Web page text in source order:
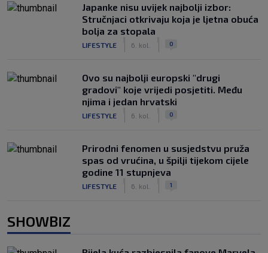
Japanke nisu uvijek najbolji izbor:
Stručnjaci otkrivaju koja je ljetna obuća
bolja za stopala
LIFESTYLE 6. kol. 0
Ovo su najbolji europski "drugi
gradovi" koje vrijedi posjetiti. Među
njima i jedan hrvatski
LIFESTYLE 6. kol. 0
Prirodni fenomen u susjedstvu pruža
spas od vrućina, u špilji tijekom cijele
godine 11 stupnjeva
LIFESTYLE 6. kol. 1
SHOWBIZ